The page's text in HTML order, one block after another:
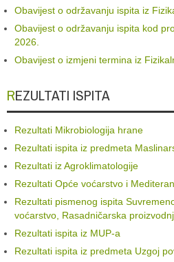
Obavijest o održavanju ispita iz
Obavijest o održavanju ispita kod
2026.
Obavijest o izmjeni termina iz
REZULTATI ISPITA
Rezultati Mikrobiologija hrane
Rezultati ispita iz predmeta
Rezultati iz Agroklimatologije
Rezultati Opće voćarstvo i
Rezultati pismenog ispita
voćarstvo, Rasadničarska
Rezultati ispita iz MUP-a
Rezultati ispita iz predmeta Uzgoj